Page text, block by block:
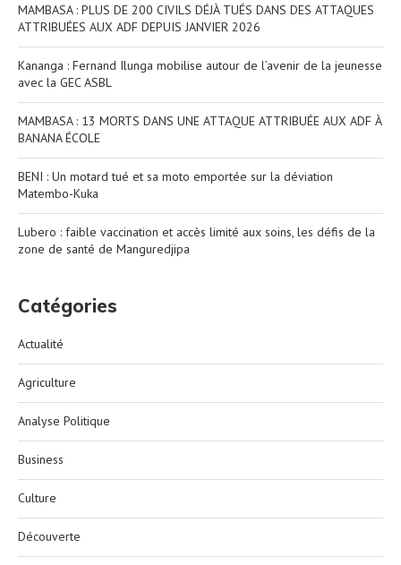
MAMBASA : PLUS DE 200 CIVILS DÉJÀ TUÉS DANS DES ATTAQUES
ATTRIBUÉES AUX ADF DEPUIS JANVIER 2026
Kananga : Fernand Ilunga mobilise autour de l’avenir de la jeunesse
avec la GEC ASBL
MAMBASA : 13 MORTS DANS UNE ATTAQUE ATTRIBUÉE AUX ADF À
BANANA ÉCOLE
BENI : Un motard tué et sa moto emportée sur la déviation
Matembo-Kuka
Lubero : faible vaccination et accès limité aux soins, les défis de la
zone de santé de Manguredjipa
Catégories
Actualité
Agriculture
Analyse Politique
Business
Culture
Découverte